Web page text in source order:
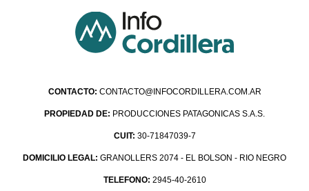
CONTACTO: CONTACTO@INFOCORDILLERA.COM.AR
PROPIEDAD DE: PRODUCCIONES PATAGONICAS S.A.S.
CUIT: 30-71847039-7
DOMICILIO LEGAL: GRANOLLERS 2074 - EL BOLSON - RIO NEGRO
TELEFONO: 2945-40-2610